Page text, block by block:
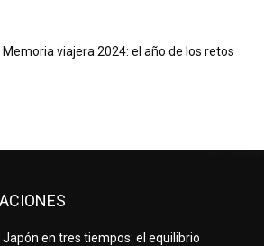
Memoria viajera 2024: el año de los retos
Japón en tres tiempos: el equilibrio